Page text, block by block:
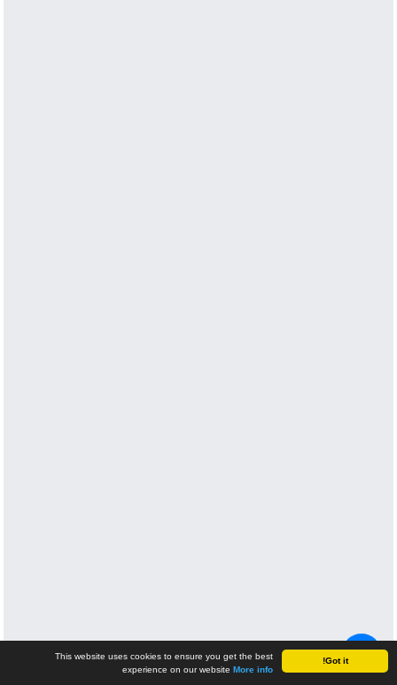
Got it!
This website uses cookies to ensure you get the best
experience on our website More info
+ 4